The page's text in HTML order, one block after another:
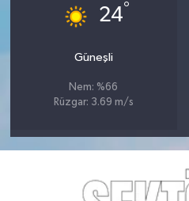
24°
Güneşli
Nem: %66
Rüzgar: 3.69 m/s